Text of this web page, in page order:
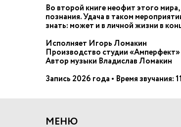
Во второй книге неофит этого
познания. Удача в таком
знать: может и в личной жизни в
Исполняет Игорь Ломакин
Производство студии «Амперфект»
Автор музыки Владислав Ломакин
Запись 2026 года • Время звучания:
МЕНЮ